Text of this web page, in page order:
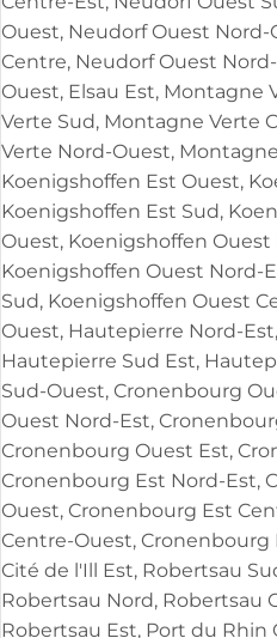
Ouest, Neudorf Ouest
Centre, Neudorf Ouest
Ouest, Elsau Est, Montagne
Verte Sud, Montagne Verte
Verte Nord-Ouest,
Koenigshoffen Est Ouest,
Koenigshoffen Est Sud,
Ouest, Koenigshoffen
Koenigshoffen Ouest Nord-
Sud, Koenigshoffen Ouest
Ouest, Hautepierre Nord-
Hautepierre Sud Est,
Sud-Ouest, Cronenbourg
Ouest Nord-Est,
Cronenbourg Ouest Est,
Cronenbourg Est Nord-Est,
Ouest, Cronenbourg Est
Centre-Ouest, Cronenbourg
Cité de l'Ill Est, Robertsau
Robertsau Nord, Robertsau
Robertsau Est, Port du